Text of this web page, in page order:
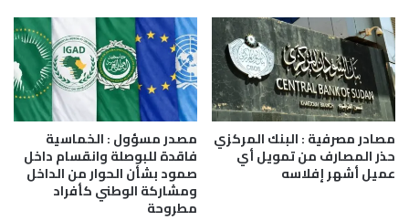
ي
ن
ف
ي
ك
م
ي
ن
ب
مصادر مصرفية : البنك المركزي
حذر المصارف من تمويل أي
عميل أشهر إفلاسه
مصدر مسؤول : الخماسية
فاقدة للبوصلة وانقسام داخل
صمود بشأن الحوار من الداخل
ومشاركة الوطني كأفراد
مطروحة